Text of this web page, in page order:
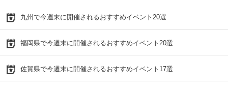
九州で今週末に開催されるおすすめイベント20選
福岡県で今週末に開催されるおすすめイベント20選
佐賀県で今週末に開催されるおすすめイベント17選